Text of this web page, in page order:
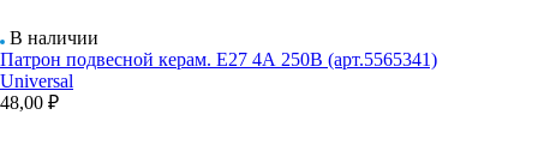
В наличии
Патрон подвесной керам. Е27 4А 250В (арт.5565341)
Universal
48,00 ₽